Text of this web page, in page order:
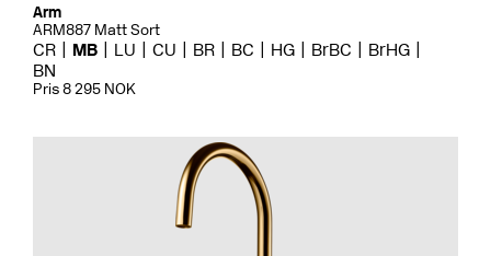
Arm
ARM887 Matt Sort
CR MB LU CU BR BC HG BrBC
BrHG
BN
Pris 8 295 NOK